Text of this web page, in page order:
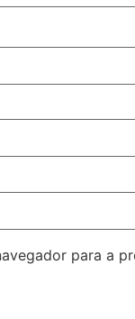
para a